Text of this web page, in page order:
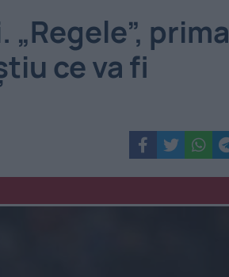
prima
ce va fi